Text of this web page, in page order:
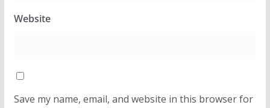
Website
Save my name, email, and website in this browser for